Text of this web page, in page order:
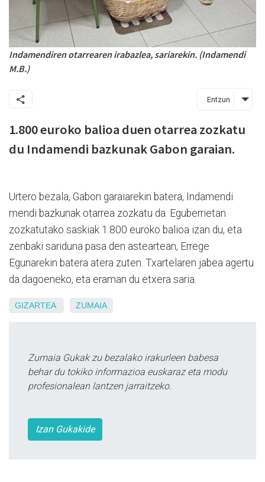
Indamendiren otarrearen irabazlea, sariarekin. (Indamendi
M.B.)
Entzun
1.800 euroko balioa duen otarrea zozkatu
du Indamendi bazkunak Gabon garaian.
Urtero bezala, Gabon garaiarekin batera, Indamendi
mendi bazkunak otarrea zozkatu da. Eguberrietan
zozkatutako saskiak 1.800 euroko balioa izan du, eta
zenbaki sariduna pasa den asteartean, Errege
Egunarekin batera atera zuten. Txartelaren jabea agertu
da dagoeneko, eta eraman du etxera saria.
GIZARTEA ZUMAIA
Zumaia Gukak zu bezalako irakurleen babesa
behar du tokiko informazioa euskaraz eta modu
profesionalean lantzen jarraitzeko.
Izan Gukakide